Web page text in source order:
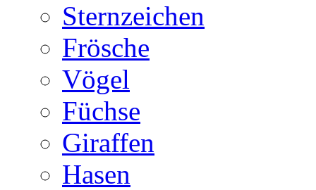
Sternzeichen
Frösche
Vögel
Füchse
Giraffen
Hasen